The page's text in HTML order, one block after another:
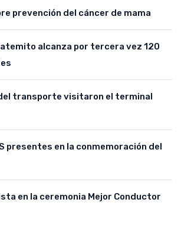
prevención del cáncer de mama
alcanza por tercera vez 120
transporte visitaron el terminal
presentes en la conmemoración del
en la ceremonia Mejor Conductor